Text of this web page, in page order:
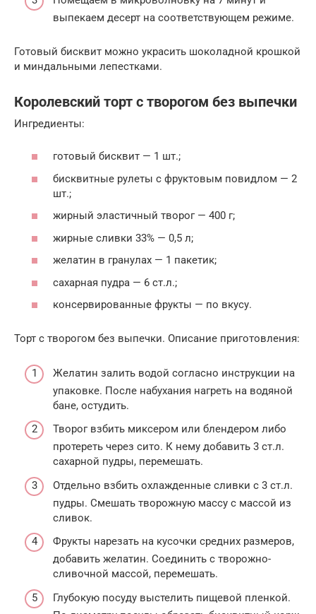
выпекаем десерт на соответствующем режиме.
Готовый бисквит можно украсить шоколадной крошкой
и миндальными лепестками.
Королевский торт с творогом без выпечки
Ингредиенты:
готовый бисквит — 1 шт.;
бисквитные рулеты с фруктовым повидлом — 2
шт.;
жирный эластичный творог — 400 г;
жирные сливки 33% — 0,5 л;
желатин в гранулах — 1 пакетик;
сахарная пудра — 6 ст.л.;
консервированные фрукты — по вкусу.
Торт с творогом без выпечки. Описание приготовления:
Желатин залить водой согласно инструкции на
упаковке. После набухания нагреть на водяной
бане, остудить.
Творог взбить миксером или блендером либо
протереть через сито. К нему добавить 3 ст.л.
сахарной пудры, перемешать.
Отдельно взбить охлажденные сливки с 3 ст.л.
пудры. Смешать творожную массу с массой из
сливок.
Фрукты нарезать на кусочки средних размеров,
добавить желатин. Соединить с творожно-
сливочной массой, перемешать.
Глубокую посуду выстелить пищевой пленкой.